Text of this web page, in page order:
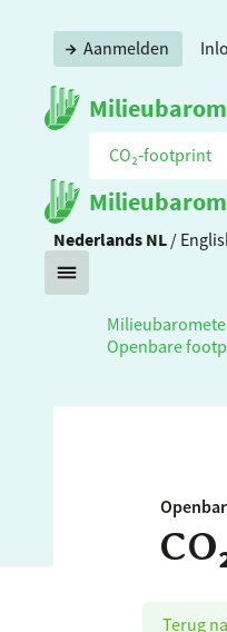
Aanmelden
CO₂‑footprint
Nederlands NL /
Openbare
Terug